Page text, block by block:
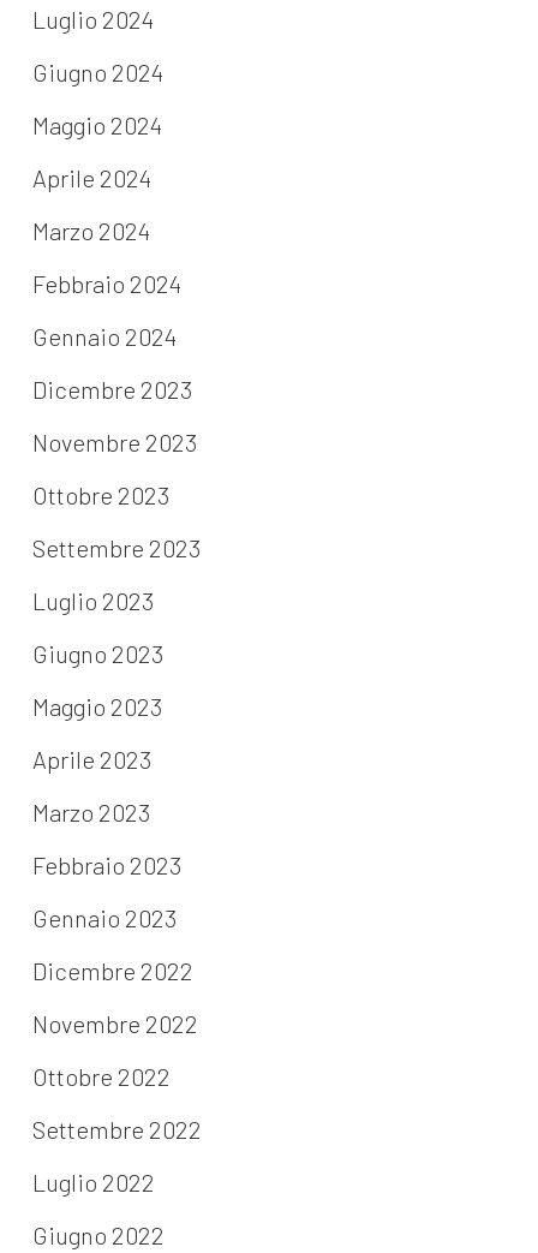
Luglio 2024
Giugno 2024
Maggio 2024
Aprile 2024
Marzo 2024
Febbraio 2024
Gennaio 2024
Dicembre 2023
Novembre 2023
Ottobre 2023
Settembre 2023
Luglio 2023
Giugno 2023
Maggio 2023
Aprile 2023
Marzo 2023
Febbraio 2023
Gennaio 2023
Dicembre 2022
Novembre 2022
Ottobre 2022
Settembre 2022
Luglio 2022
Giugno 2022